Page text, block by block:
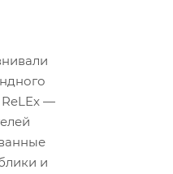
ReLEx —
и